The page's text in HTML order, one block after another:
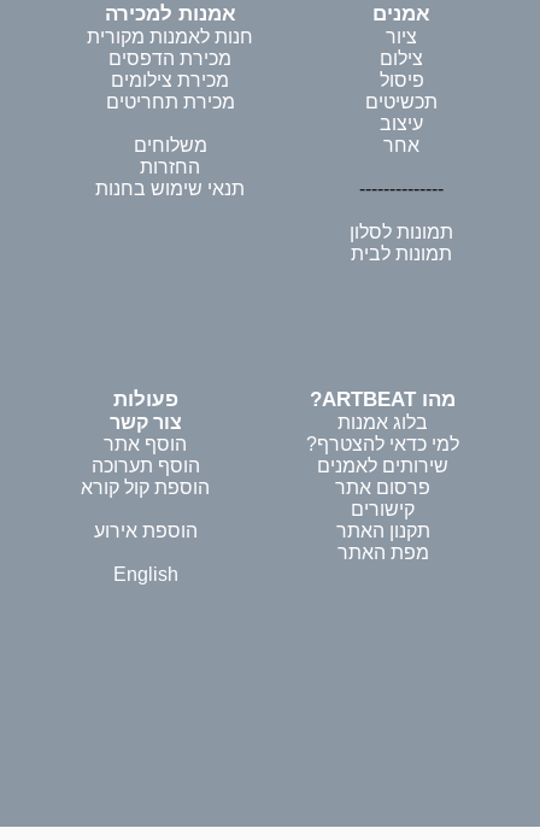
אמנים
ציור
צילום
פיסול
תכשיטים
עיצוב
אחר
--------------
תמונות לסלון
תמונות לבית
אמנות למכירה
חנות לאמנות מקורית
מכירת הדפסים
מכירת צילומים
מכירת תחריטים
משלוחים
החזרות
תנאי שימוש בחנות
מהו ARTBEAT?
בלוג אמנות
למי כדאי להצטרף?
שירותים לאמנים
פרסום אתר
קישורים
תקנון האתר
מפת האתר
פעולות
צור קשר
הוסף אתר
הוסף תערוכה
הוספת קול קורא
הוספת אירוע
English